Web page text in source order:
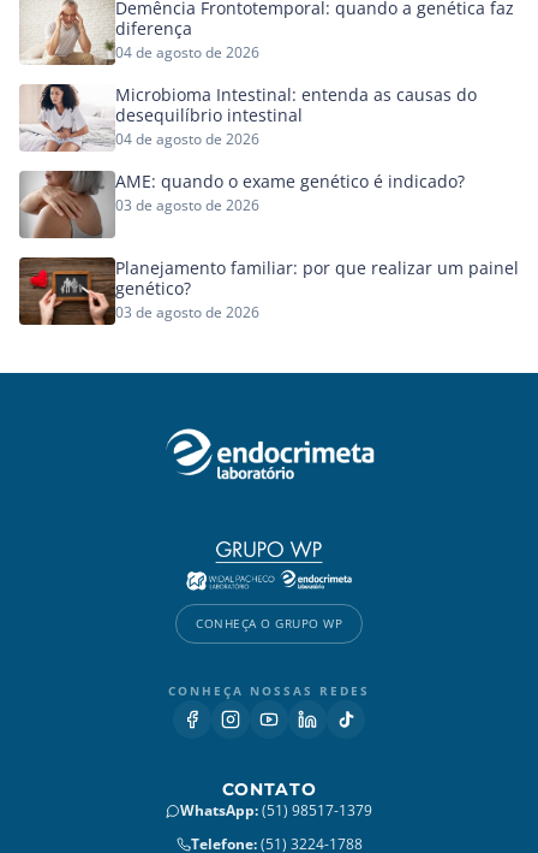
Demência Frontotemporal: quando a genética faz
diferença
04 de agosto de 2026
Microbioma Intestinal: entenda as causas do
desequilíbrio intestinal
04 de agosto de 2026
AME: quando o exame genético é indicado?
03 de agosto de 2026
Planejamento familiar: por que realizar um painel
genético?
03 de agosto de 2026
CONHEÇA O GRUPO WP
CONHEÇA NOSSAS REDES
CONTATO
WhatsApp:(51) 98517-1379
Telefone:(51) 3224-1788